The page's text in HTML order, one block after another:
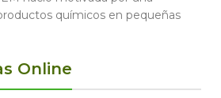
químicos en pequeñas
Online